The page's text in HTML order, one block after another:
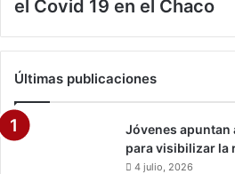
el Covid 19 en el Chaco
Últimas publicaciones
Jóvenes apuntan
para visibilizar la
4 julio, 2026